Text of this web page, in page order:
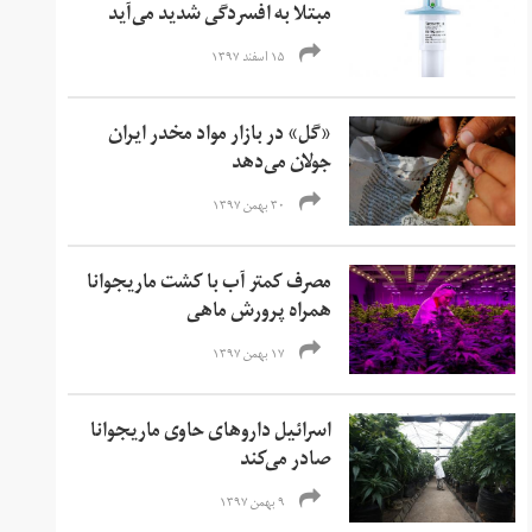
مبتلا به افسردگی شدید می‌آید
۱۵ اسفند ۱۳۹۷
«گل» در بازار مواد مخدر ایران
جولان می‌دهد
۳۰ بهمن ۱۳۹۷
مصرف کمتر آب با کشت ماریجوانا
همراه پرورش ماهی
۱۷ بهمن ۱۳۹۷
اسرائیل داروهای حاوی ماریجوانا
صادر می‌کند
۹ بهمن ۱۳۹۷